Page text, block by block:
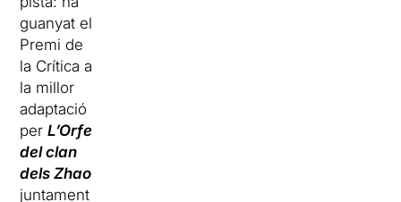
guanyat el
Premi de
la Crítica a
la millor
adaptació
perL’Orfe
del clan
dels Zhao
juntament